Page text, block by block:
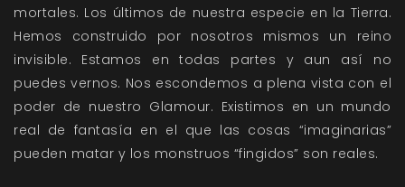
mortales. Los últimos de nuestra especie en la Tierra.
Hemos construido por nosotros mismos un reino
invisible. Estamos en todas partes y aun así no
puedes vernos. Nos escondemos a plena vista con el
poder de nuestro Glamour. Existimos en un mundo
real de fantasía en el que las cosas “imaginarias”
pueden matar y los monstruos “fingidos” son reales.